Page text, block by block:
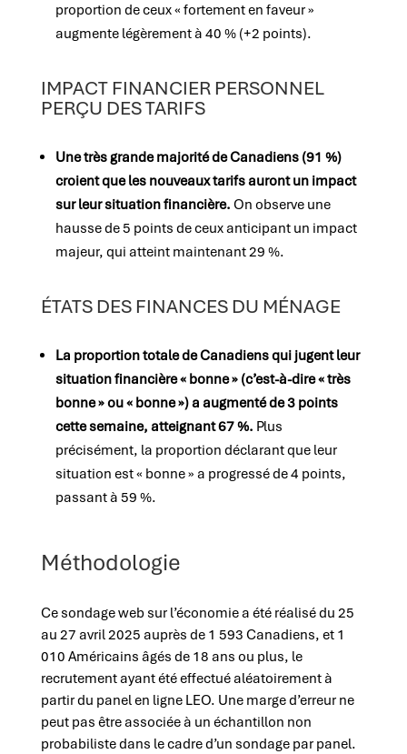
proportion de ceux « fortement en faveur »
augmente légèrement à 40 % (+2 points).
IMPACT FINANCIER PERSONNEL
PERÇU DES TARIFS
Une très grande majorité de Canadiens (91 %)
croient que les nouveaux tarifs auront un impact
sur leur situation financière. On observe une
hausse de 5 points de ceux anticipant un impact
majeur, qui atteint maintenant 29 %.
ÉTATS DES FINANCES DU MÉNAGE
La proportion totale de Canadiens qui jugent leur
situation financière « bonne » (c’est-à-dire « très
bonne » ou « bonne ») a augmenté de 3 points
cette semaine, atteignant 67 %. Plus
précisément, la proportion déclarant que leur
situation est « bonne » a progressé de 4 points,
passant à 59 %.
Méthodologie
Ce sondage web sur l’économie a été réalisé du 25
au 27 avril 2025 auprès de 1 593 Canadiens, et 1
010 Américains âgés de 18 ans ou plus, le
recrutement ayant été effectué aléatoirement à
partir du panel en ligne LEO. Une marge d’erreur ne
peut pas être associée à un échantillon non
probabiliste dans le cadre d’un sondage par panel.